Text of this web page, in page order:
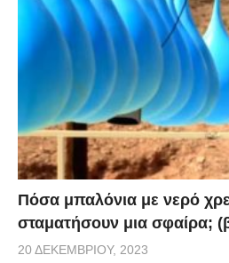
Πόσα μπαλόνια με νερό
σταματήσουν μια σφαίρα;
20 ΔΕΚΕΜΒΡΊΟΥ, 2023